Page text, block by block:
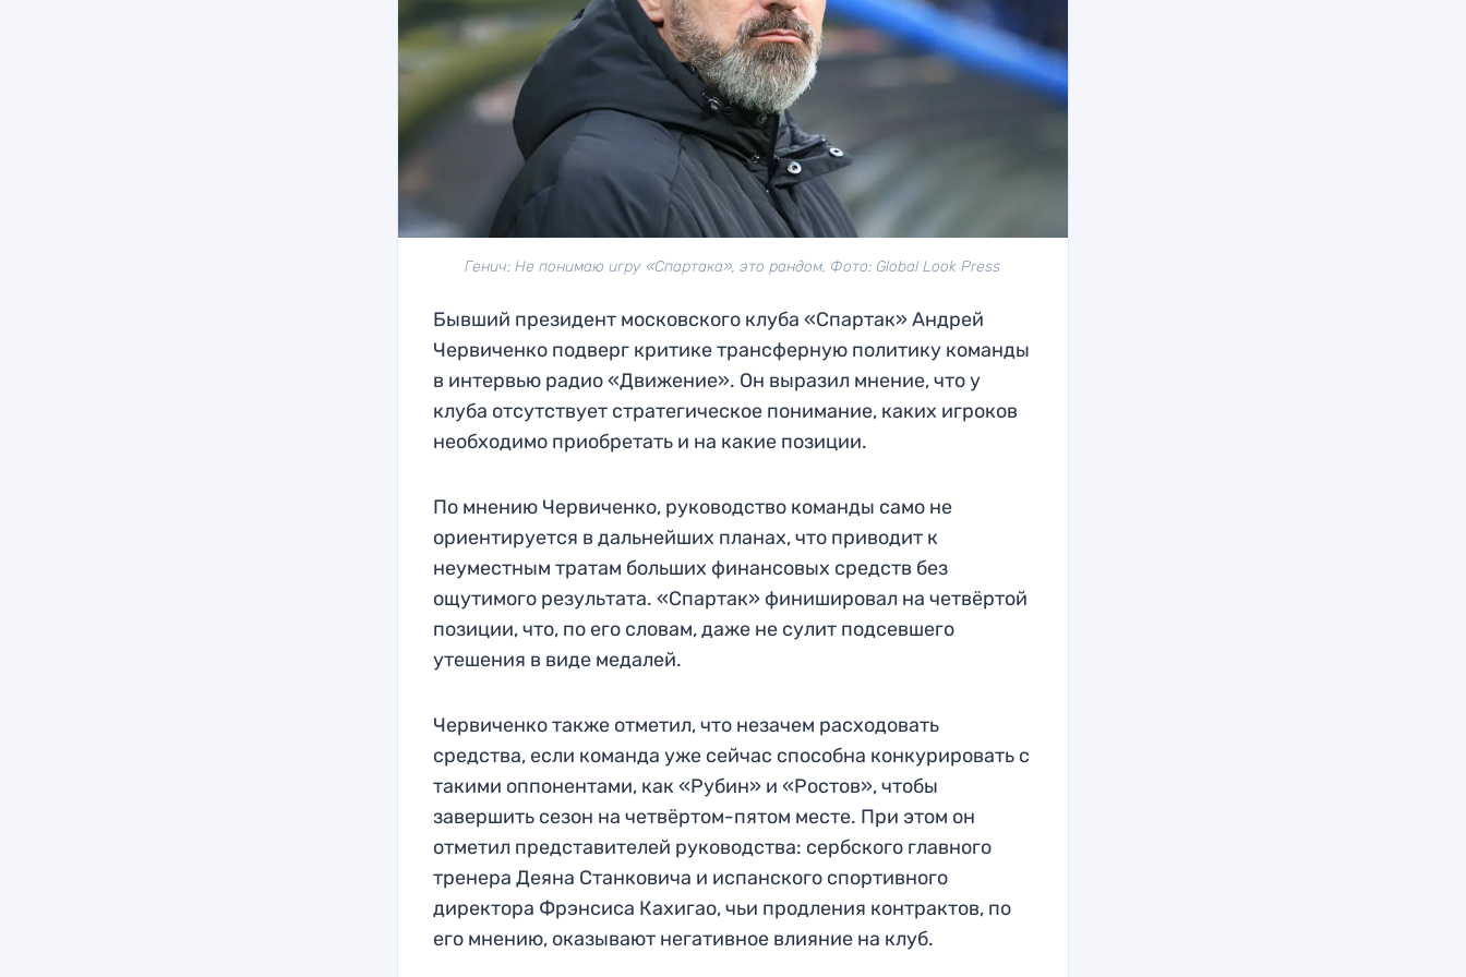
Генич: Не понимаю игру «Спартака», это рандом. Фото: Global Look Press
Бывший президент московского клуба «Спартак» Андрей
Червиченко подверг критике трансферную политику команды
в интервью радио «Движение». Он выразил мнение, что у
клуба отсутствует стратегическое понимание, каких игроков
необходимо приобретать и на какие позиции.
По мнению Червиченко, руководство команды само не
ориентируется в дальнейших планах, что приводит к
неуместным тратам больших финансовых средств без
ощутимого результата. «Спартак» финишировал на четвёртой
позиции, что, по его словам, даже не сулит подсевшего
утешения в виде медалей.
Червиченко также отметил, что незачем расходовать
средства, если команда уже сейчас способна конкурировать с
такими оппонентами, как «Рубин» и «Ростов», чтобы
завершить сезон на четвёртом-пятом месте. При этом он
отметил представителей руководства: сербского главного
тренера Деяна Станковича и испанского спортивного
директора Фрэнсиса Кахигао, чьи продления контрактов, по
его мнению, оказывают негативное влияние на клуб.